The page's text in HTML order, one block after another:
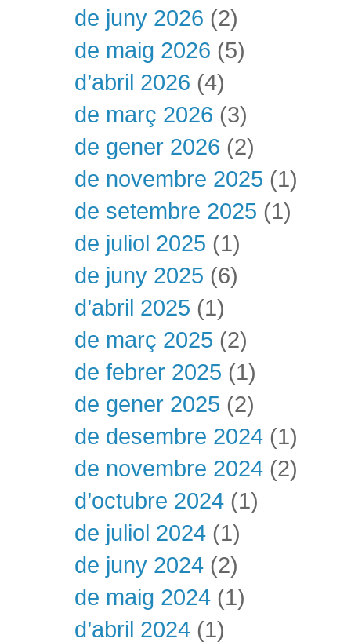
de juny 2026 (2)
de maig 2026 (5)
d’abril 2026 (4)
de març 2026 (3)
de gener 2026 (2)
de novembre 2025 (1)
de setembre 2025 (1)
de juliol 2025 (1)
de juny 2025 (6)
d’abril 2025 (1)
de març 2025 (2)
de febrer 2025 (1)
de gener 2025 (2)
de desembre 2024 (1)
de novembre 2024 (2)
d’octubre 2024 (1)
de juliol 2024 (1)
de juny 2024 (2)
de maig 2024 (1)
d’abril 2024 (1)